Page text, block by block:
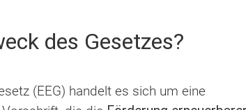
des Gesetzes?
(EEG) handelt es sich um eine